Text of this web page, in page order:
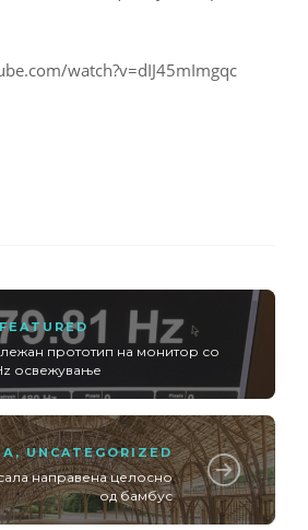
watch?v=dIJ45mImgqc
FEATURED
прототип на монитор со
освежување
,UNCATEGORIZED
направена целосно
од бамбус